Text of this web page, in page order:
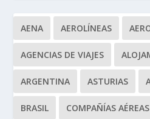
AENA AEROLÍNEAS
AGENCIAS DE VIAJES
ARGENTINA ASTURIAS
BRASIL COMPAÑÍAS AÉREAS